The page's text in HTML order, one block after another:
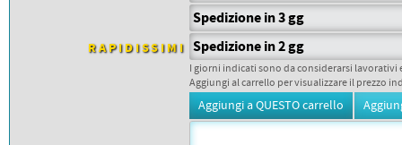
Spedizione in 3 gg
RAPIDISSIMI Spedizione in 2 gg
I giorni indicati sono da considerarsi
Aggiungi al carrello per visualizzare il prezzo